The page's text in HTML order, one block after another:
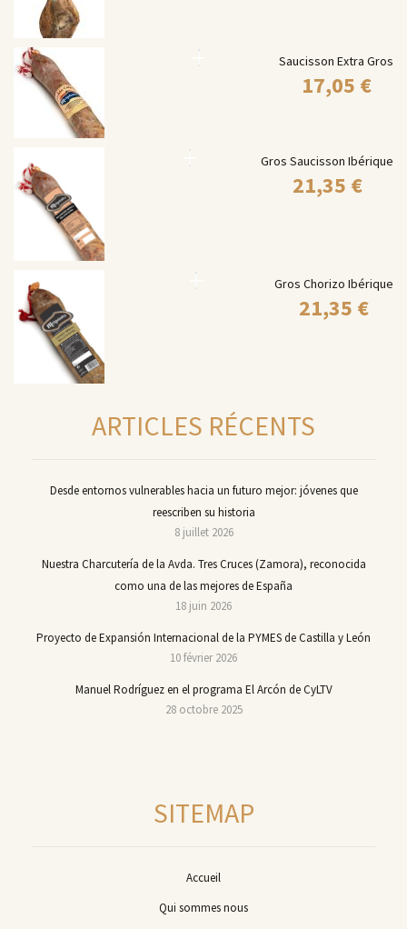
Saucisson Extra Gros
17,05 €
Gros Saucisson Ibérique
21,35 €
Gros Chorizo Ibérique
21,35 €
ARTICLES RÉCENTS
Desde entornos vulnerables hacia un futuro mejor: jóvenes que
reescriben su historia
8 juillet 2026
Nuestra Charcutería de la Avda. Tres Cruces (Zamora), reconocida
como una de las mejores de España
18 juin 2026
Proyecto de Expansión Internacional de la PYMES de Castilla y León
10 février 2026
Manuel Rodríguez en el programa El Arcón de CyLTV
28 octobre 2025
SITEMAP
Accueil
Qui sommes nous